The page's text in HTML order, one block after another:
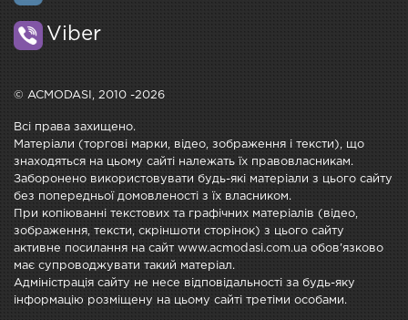
Viber
© ACMODASI, 2010 -2026
Всі права захищено.
Матеріали (торгові марки, відео, зображення і тексти), що
знаходяться на цьому сайті належать їх правовласникам.
Заборонено використовувати будь-які матеріали з цього сайту
без попередньої домовленості з їх власником.
При копіюванні текстових та графічних матеріалів (відео,
зображення, тексти, скріншоти сторінок) з цього сайту
активне посилання на сайт www.acmodasi.com.ua обов'язково
має супроводжувати такий матеріал.
Адміністрація сайту не несе відповідальності за будь-яку
інформацію розміщену на цьому сайті третіми особами.